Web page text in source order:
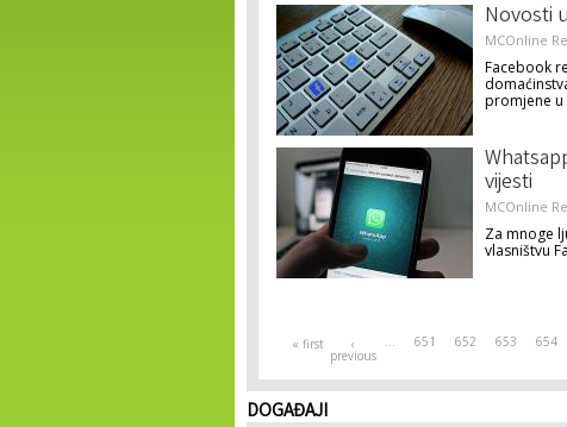
Novosti
MCOnline
Facebook
promjene u
vijesti
MCOnline
Za mnoge
vlasništvu
« first ‹
previous
… 651 652 653 654
DOGAĐAJI